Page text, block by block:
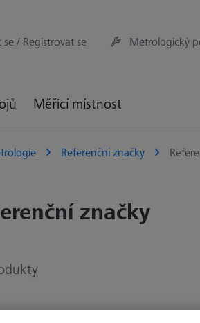
se / Registrovat se Metrologický
Měřicí místnost
Referenční značky
značky